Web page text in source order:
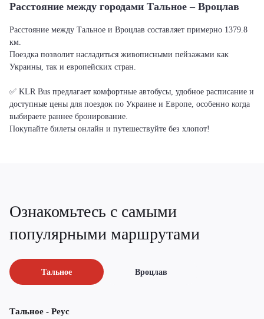
Расстояние между городами Тальное – Вроцлав
Расстояние между Тальное и Вроцлав составляет примерно 1379.8
км.
Поездка позволит насладиться живописными пейзажами как
Украины, так и европейских стран.
✅ KLR Bus предлагает комфортные автобусы, удобное расписание и
доступные цены для поездок по Украине и Европе, особенно когда
выбираете раннее бронирование.
Покупайте билеты онлайн и путешествуйте без хлопот!
Ознакомьтесь с самыми
популярными маршрутами
Тальное Вроцлав
Тальное - Реус